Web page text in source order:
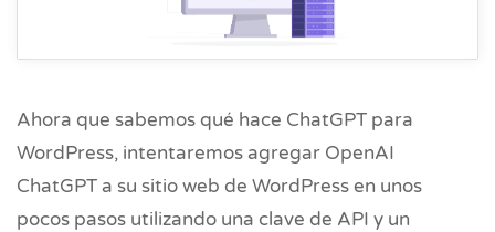
Ahora que sabemos qué hace ChatGPT para
WordPress, intentaremos agregar OpenAI
ChatGPT a su sitio web de WordPress en unos
pocos pasos utilizando una clave de API y un